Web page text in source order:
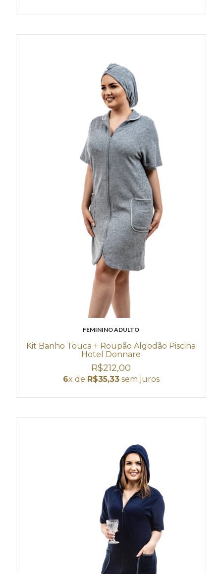
FEMININO ADULTO
Kit Banho Touca + Roupão Algodão Piscina
Hotel Donnare
R$212,00
6x de R$35,33sem juros